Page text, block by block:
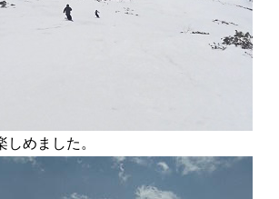
めました。